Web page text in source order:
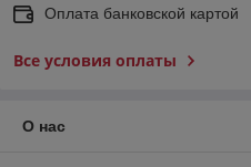
Оплата банковской картой
Все условия оплаты
О нас